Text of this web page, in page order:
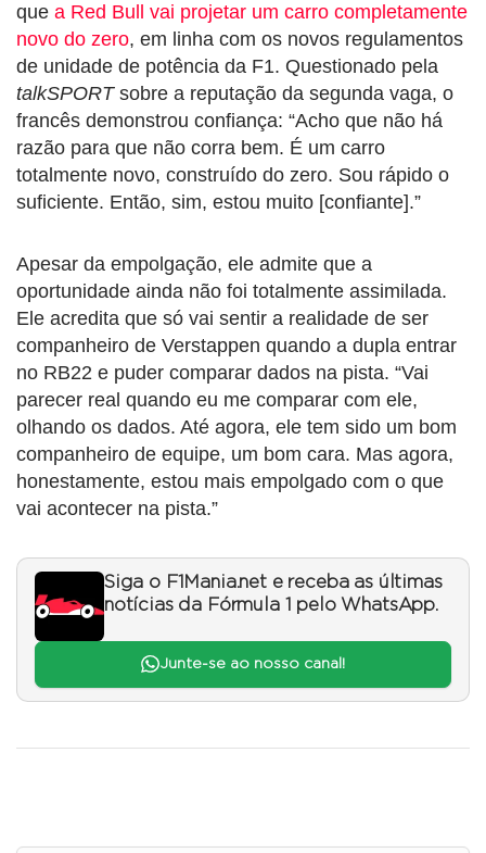
que a Red Bull vai projetar um carro completamente
novo do zero, em linha com os novos regulamentos
de unidade de potência da F1. Questionado pela
talkSPORTsobre a reputação da segunda vaga, o
francês demonstrou confiança: “Acho que não há
razão para que não corra bem. É um carro
totalmente novo, construído do zero. Sou rápido o
suficiente. Então, sim, estou muito [confiante].”
Apesar da empolgação, ele admite que a
oportunidade ainda não foi totalmente assimilada.
Ele acredita que só vai sentir a realidade de ser
companheiro de Verstappen quando a dupla entrar
no RB22 e puder comparar dados na pista. “Vai
parecer real quando eu me comparar com ele,
olhando os dados. Até agora, ele tem sido um bom
companheiro de equipe, um bom cara. Mas agora,
honestamente, estou mais empolgado com o que
vai acontecer na pista.”
Siga o F1Mania.net e receba as últimas
notícias da Fórmula 1 pelo WhatsApp.
Junte-se ao nosso canal!